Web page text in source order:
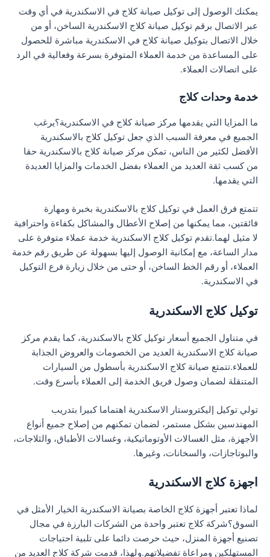
يمكنك الوصول إلى توكيل صيانة كلاج في الاسكندرية في أي وقت
عبر الاتصال برقم توكيل صيانة كلاج الاسكندرية الساخن، أو من
خلال الاتصال بتوكيل صيانة كلاج في الاسكندرية مباشرة للحصول
على المساعدة من خدمة العملاء المتوفرة بسرعة وفعالية في الرد
على اتصالات العملاء.
خدمة وحدات كلاج
ما المزايا التي يقدمها مركز صيانة كلاج في الاسكندرية؟يرغب
الجميع في معرفة السبب الذي جعل توكيل كلاج بالاسكندرية
الأفضل لكثير من الناس، تمكن مركز صيانة كلاج بالاسكندرية حقا
من كسب ثقة العديد من العملاء بفضل الخدمات والمزايا العديدة
التي يقدمها.
تتمتع فرق العمل في توكيل كلاج بالاسكندرية بخبرة ومهارة
فائقتين، مما يمكنها من إصلاح الأعطال والمشاكل بكفاءة واحترافية
لا مثيل لهما.تقدم توكيل كلاج الاسكندرية خدمة عملاء متوفرة على
مدار الساعة، مع إمكانية الوصول إليها بسهولة عن طريق رقم خدمة
العملاء، أو رقم الخط الساخن، أو حتى من خلال زيارة فرع التوكيل
في الاسكندرية.
توكيل كلاج الاسكندرية
في متناول الجميع أسعار توكيل كلاج بالاسكندرية، كما يقدم مركز
صيانة كلاج الاسكندرية العديد من الخصومات والعروض الجذابة
للعملاء.تتمتع صيانة كلاج الاسكندرية بأسطول من السيارات
المتنقلة لضمان وصول فريق الخدمة إلى العملاء بأسرع وقت.
تولي توكيل إليكتروستار الاسكندرية اهتماما كبيرا بتدريب
المهندسين بشكل مستمر، لضمان تمكنهم من إصلاح جميع أنواع
الأجهزة، مثل الغسالات الأوتوماتيكية، وغسالات الأطباق، والثلاجات،
والبوتاجازات، والسخانات، وغيرها.
اجهزة كلاج الاسكندرية
لماذا تعتبر أجهزة كلاج الخاصة بصيانة الاسكندرية الخيار الأمثل في
السوق؟شركة كلاج تعتبر واحدة من الشركات البارزة في مجال
تصنيع أجهزة المنزل، حيث حرصت دائما على تلبية احتياجات
المستهلكين ومراعاة تفضيلاتهم.ولهذا، قدمت شركة كلاج العديد من